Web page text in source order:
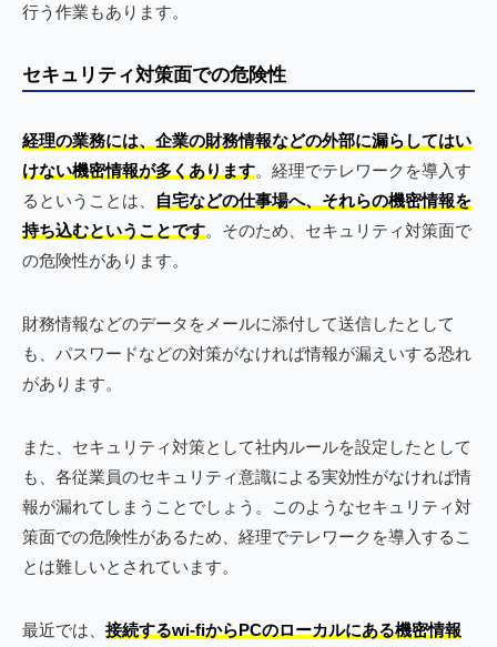
行う作業もあります。
セキュリティ対策面での危険性
経理の業務には、企業の財務情報などの外部に漏らしてはい
けない機密情報が多くあります。経理でテレワークを導入す
るということは、
自宅などの仕事場へ、それらの機密情報を
持ち込むということです。そのため、セキュリティ対策面で
の危険性があります。
財務情報などのデータをメールに添付して送信したとして
も、パスワードなどの対策がなければ情報が漏えいする恐れ
があります。
また、セキュリティ対策として社内ルールを設定したとして
も、各従業員のセキュリティ意識による実効性がなければ情
報が漏れてしまうことでしょう。このようなセキュリティ対
策面での危険性があるため、経理でテレワークを導入するこ
とは難しいとされています。
最近では、 接続するwi-fiからPCのローカルにある機密情報